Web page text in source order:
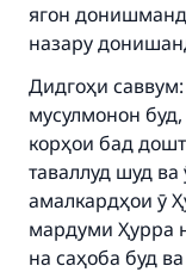
ягон
назару
Дидгоҳи
мусулмонон
корҳои бад
таваллуд шуд
амалкардҳои ӯ
мардуми Ҳурра
на саҳоба буд